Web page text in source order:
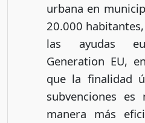
urbana en
20.000
las ayudas
Generation EU,
que la finalidad
subvenciones
manera más